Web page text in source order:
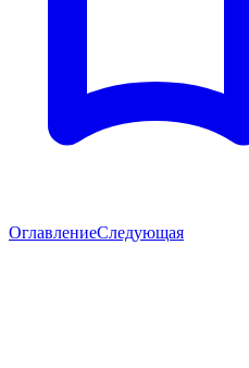
ОглавлениеСледующая